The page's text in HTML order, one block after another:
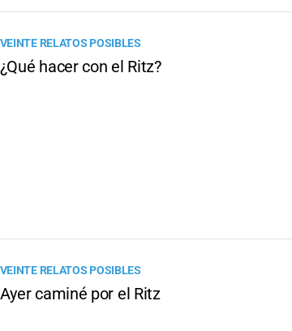
VEINTE RELATOS POSIBLES
¿Qué hacer con el Ritz?
VEINTE RELATOS POSIBLES
Ayer caminé por el Ritz